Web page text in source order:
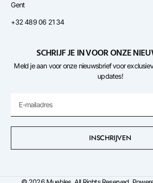
Gent
+32 489 06 21 34
SCHRIJF JE IN VOOR ONZE
Meld je aan voor onze nieuwsbrief voor
updates!
INSCHRIJVEN